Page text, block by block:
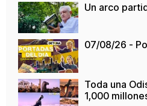
Un arco
07/08/26 -
Toda una
1,000